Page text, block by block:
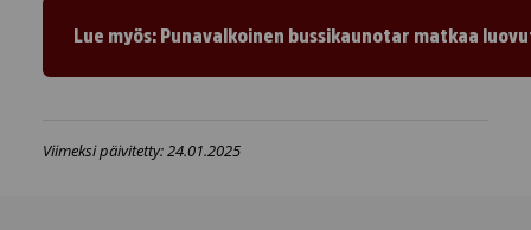
Lue myös: Punavalkoinen bussikaunotar matkaa
Viimeksi päivitetty: 24.01.2025